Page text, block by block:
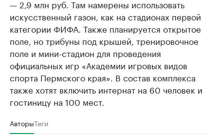
— 2,9 млн руб. Там намерены использовать
искусственный газон, как на стадионах первой
категории ФИФА. Также планируется открытое
поле, но трибуны под крышей, тренировочное
поле и мини-стадион для проведения
официальных игр «Академии игровых видов
спорта Пермского края». В состав комплекса
также хотят включить интернат на 60 человек и
гостиницу на 100 мест.
АвторыТеги